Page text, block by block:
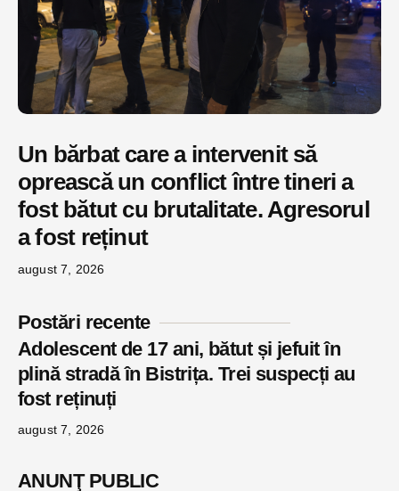
Un bărbat care a intervenit să
oprească un conflict între tineri a
fost bătut cu brutalitate. Agresorul
a fost reținut
august 7, 2026
Postări recente
Adolescent de 17 ani, bătut și jefuit în
plină stradă în Bistrița. Trei suspecți au
fost reținuți
august 7, 2026
ANUNŢ PUBLIC